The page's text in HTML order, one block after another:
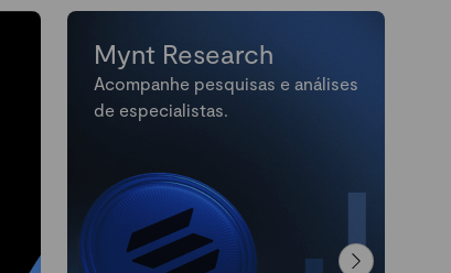
Mynt Research
Acompanhe pesquisas e análises
de especialistas.